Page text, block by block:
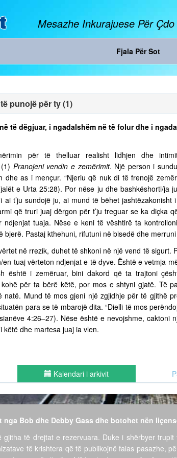
Mesazhe Inkurajuese Për
Fjala Për Sot
punojë për ty (1)
të dëgjuar, i ngadalshëm në të folur dhe i
për të thelluar realisht lidhjen dhe
Pranojeni vendin e zemërimit. Një person i
dhe as i mençur. “Njeriu që nuk di të frenojë
e Urta 25:28). Por nëse ju dhe bashkëshorti/ja
t’ju sundojë ju, ai mund të bëhet jashtëzakonisht
që truri juaj dërgon për t’ju treguar se ka diçka
tuaja. Nëse e keni të vështirë ta
bjerë. Pastaj kthehuni, rifutuni në bisedë dhe
në rrezik, duhet të shkoni në një vend të sigurt.
tuaj vërteton ndjenjat e të dyve. Është e vetmja
është i zemëruar, bini dakord që ta trajtoni
për ta bërë këtë, por mos e shtyni gjatë. Të
natë. Mund të mos gjeni një zgjidhje për të gjithë
para se të mbarojë dita. “Dielli të mos
4:26–27). Nëse është e nevojshme, caktoni
këtë dhe martesa juaj ia vlen.
Kalendari i arkivit
nga Bob dhe Debby Gass dhe botohet nën
gjitha të drejtat e rezervuara. Duke i shërbyer
të krishtera që të publikojnë falas pasazhe,